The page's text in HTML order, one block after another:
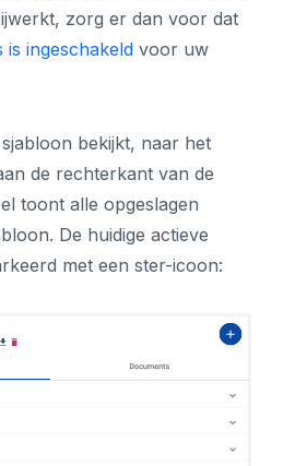
zorg er dan voor dat
is ingeschakeld voor uw
bekijkt, naar het
de rechterkant van de
toont alle opgeslagen
De huidige actieve
met een ster-icoon: